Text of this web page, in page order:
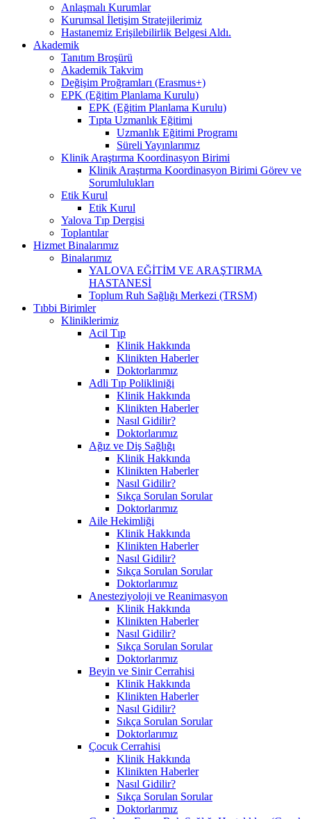
Anlaşmalı Kurumlar
Kurumsal İletişim Stratejilerimiz
Hastanemiz Erişilebilirlik Belgesi Aldı.
Akademik
Tanıtım Broşürü
Akademik Takvim
Değişim Proğramları (Erasmus+)
EPK (Eğitim Planlama Kurulu)
EPK (Eğitim Planlama Kurulu)
Tıpta Uzmanlık Eğitimi
Uzmanlık Eğitimi Programı
Süreli Yayınlarımız
Klinik Araştırma Koordinasyon Birimi
Klinik Araştırma Koordinasyon Birimi Görev ve
Sorumlulukları
Etik Kurul
Etik Kurul
Yalova Tıp Dergisi
Toplantılar
Hizmet Binalarımız
Binalarımız
YALOVA EĞİTİM VE ARAŞTIRMA
HASTANESİ
Toplum Ruh Sağlığı Merkezi (TRSM)
Tıbbi Birimler
Kliniklerimiz
Acil Tıp
Klinik Hakkında
Klinikten Haberler
Doktorlarımız
Adli Tıp Polikliniği
Klinik Hakkında
Klinikten Haberler
Nasıl Gidilir?
Doktorlarımız
Ağız ve Diş Sağlığı
Klinik Hakkında
Klinikten Haberler
Nasıl Gidilir?
Sıkça Sorulan Sorular
Doktorlarımız
Aile Hekimliği
Klinik Hakkında
Klinikten Haberler
Nasıl Gidilir?
Sıkça Sorulan Sorular
Doktorlarımız
Anesteziyoloji ve Reanimasyon
Klinik Hakkında
Klinikten Haberler
Nasıl Gidilir?
Sıkça Sorulan Sorular
Doktorlarımız
Beyin ve Sinir Cerrahisi
Klinik Hakkında
Klinikten Haberler
Nasıl Gidilir?
Sıkça Sorulan Sorular
Doktorlarımız
Çocuk Cerrahisi
Klinik Hakkında
Klinikten Haberler
Nasıl Gidilir?
Sıkça Sorulan Sorular
Doktorlarımız